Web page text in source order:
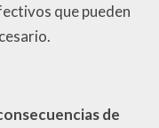
que pueden
de